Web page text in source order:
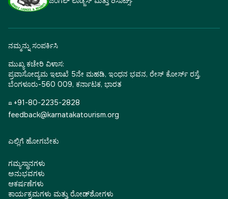
ನಮ್ಮನ್ನು ಸಂಪರ್ಕಿಸಿ
ಮುಖ್ಯ ಕಚೇರಿ ವಿಳಾಸ:
ಪ್ರವಾಸೋದ್ಯಮ ಇಲಾಖೆ 5ನೇ ಮಹಡಿ, ಇಂಧನ ಭವನ, ರೇಸ್ ಕೋರ್ಸ್ ರಸ್ತೆ,
ಬೆಂಗಳೂರು-560 009, ಕರ್ನಾಟಕ, ಭಾರತ
☎ +91-80-2235-2828
feedback@karnatakatourism.org
ಎಲ್ಲಿಗೆ ಹೋಗಬೇಕು
ಗಮ್ಯಸ್ಥಾನಗಳು
ಅನುಭವಗಳು
ಆಕರ್ಷಣೆಗಳು
ಕಾರ್ಯಕ್ರಮಗಳು ಮತ್ತು ರೋಡ್‌ಶೋಗಳು